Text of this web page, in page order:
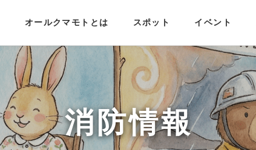
オールクマモトとは スポット イベント
消防情報